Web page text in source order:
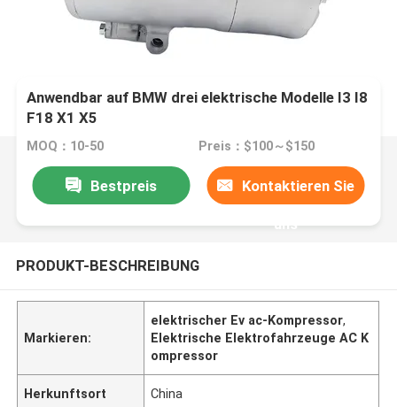
Anwendbar auf BMW drei elektrische Modelle I3 I8
F18 X1 X5
MOQ：10-50 Preis：$100～$150
Bestpreis Kontaktieren Sie
uns
PRODUKT-BESCHREIBUNG
Markieren:
elektrischer Ev ac-Kompressor,
Elektrische Elektrofahrzeuge AC K
ompressor
Herkunftsort China